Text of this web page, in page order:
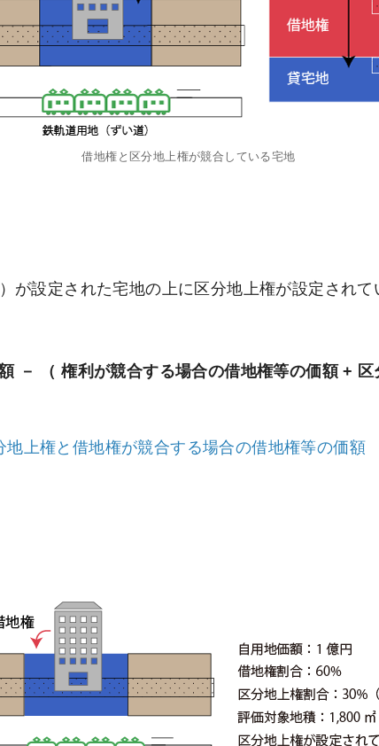
借地権と区分地上権が競合している宅地
）が設定された宅地の上に区分地上権が設定され
－ （ 権利が競合する場合の借地権等の価額 + 区
地上権と借地権が競合する場合の借地権等の価額